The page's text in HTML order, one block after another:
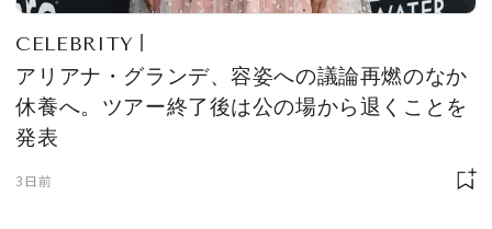
CELEBRITY
アリアナ・グランデ、容姿への議論再燃のなか
休養へ。ツアー終了後は公の場から退くことを
発表
3日前